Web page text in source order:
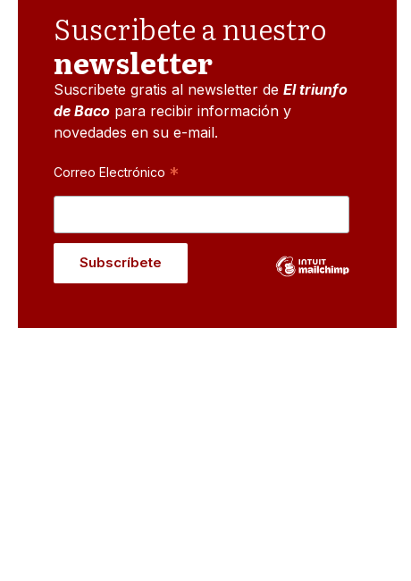
Suscribete a nuestro
newsletter
Suscribete gratis al newsletter deEl triunfo
de Baco para recibir información y
novedades en su e-mail.
Correo Electrónico *